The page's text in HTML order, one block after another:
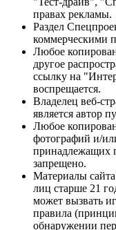
правах рекламы.
Раздел
коммерческими
Любое
другое
ссылку на
воспрещается.
Владелец веб-
является автор
Любое
фотографий и/
принадлежащих
запрещено.
Материалы
лиц старше 21
может вызвать
правила
обнаружении